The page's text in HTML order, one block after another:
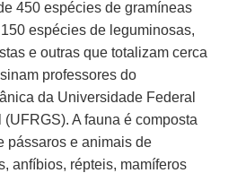
450 espécies de gramíneas
espécies de leguminosas,
e outras que totalizam cerca
professores do
da Universidade Federal
A fauna é composta
pássaros e animais de
anfíbios, répteis, mamíferos